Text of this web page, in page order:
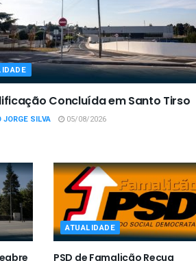
Concluída em Santo Tirso
JORGE SILVA 05/08/2026
ATUALIDADE
PSD de Famalicão Recua